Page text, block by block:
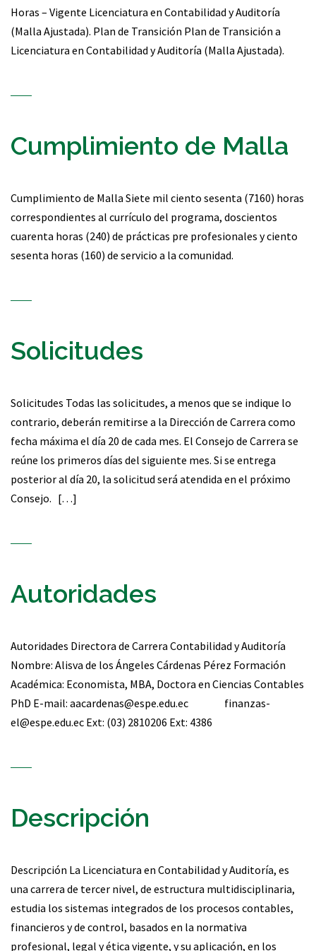
Horas – Vigente Licenciatura en Contabilidad y Auditoría
(Malla Ajustada). Plan de Transición Plan de Transición a
Licenciatura en Contabilidad y Auditoría (Malla Ajustada).
Cumplimiento de Malla
Cumplimiento de Malla Siete mil ciento sesenta (7160) horas
correspondientes al currículo del programa, doscientos
cuarenta horas (240) de prácticas pre profesionales y ciento
sesenta horas (160) de servicio a la comunidad.
Solicitudes
Solicitudes Todas las solicitudes, a menos que se indique lo
contrario, deberán remitirse a la Dirección de Carrera como
fecha máxima el día 20 de cada mes. El Consejo de Carrera se
reúne los primeros días del siguiente mes. Si se entrega
posterior al día 20, la solicitud será atendida en el próximo
Consejo. […]
Autoridades
Autoridades Directora de Carrera Contabilidad y Auditoría
Nombre: Alisva de los Ángeles Cárdenas Pérez Formación
Académica: Economista, MBA, Doctora en Ciencias Contables
PhD E-mail: aacardenas@espe.edu.ec finanzas-
el@espe.edu.ec Ext: (03) 2810206 Ext: 4386
Descripción
Descripción La Licenciatura en Contabilidad y Auditoría, es
una carrera de tercer nivel, de estructura multidisciplinaria,
estudia los sistemas integrados de los procesos contables,
financieros y de control, basados en la normativa
profesional, legal y ética vigente, y su aplicación, en los